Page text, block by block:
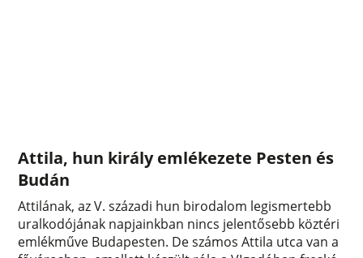
Attila, hun király emlékezete Pesten és
Budán
Attilának, az V. századi hun birodalom legismertebb
uralkodójának napjainkban nincs jelentősebb köztéri
emlékműve Budapesten. De számos Attila utca van a